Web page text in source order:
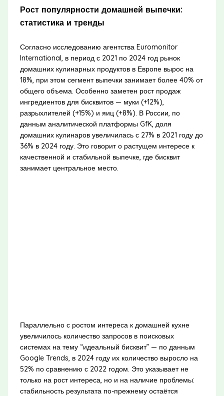
Рост популярности домашней выпечки:
статистика и тренды
Согласно исследованию агентства Euromonitor
International, в период с 2021 по 2024 год рынок
домашних кулинарных продуктов в Европе вырос на
18%, при этом сегмент выпечки занимает более 40% от
общего объема. Особенно заметен рост продаж
ингредиентов для бисквитов — муки (+12%),
разрыхлителей (+15%) и яиц (+8%). В России, по
данным аналитической платформы GfK, доля
домашних кулинаров увеличилась с 27% в 2021 году до
36% в 2024 году. Это говорит о растущем интересе к
качественной и стабильной выпечке, где бисквит
занимает центральное место.
Параллельно с ростом интереса к домашней кухне
увеличилось количество запросов в поисковых
системах на тему “идеальный бисквит” — по данным
Google Trends, в 2024 году их количество выросло на
52% по сравнению с 2022 годом. Это указывает не
только на рост интереса, но и на наличие проблемы:
стабильность результата по-прежнему остаётся